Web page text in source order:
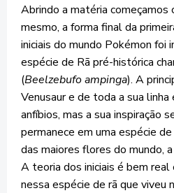
Abrindo a matéria começamos
mesmo, a forma final da
iniciais do mundo Pokémon foi
espécie de Rã pré-histórica
(Beelzebufo ampinga). A
Venusaur e de toda a sua
anfíbios, mas a sua inspiração
permanece em uma espécie
das maiores flores do mundo,
A teoria dos iniciais é bem real
nessa espécie de rã que viveu